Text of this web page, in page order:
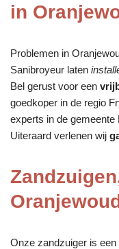
in
Problemen in
Sanibroyeur laten
Bel gerust voor een
goedkoper in de regio
experts in de gemeente
Uiteraard verlenen wij
Onze zandzuiger is